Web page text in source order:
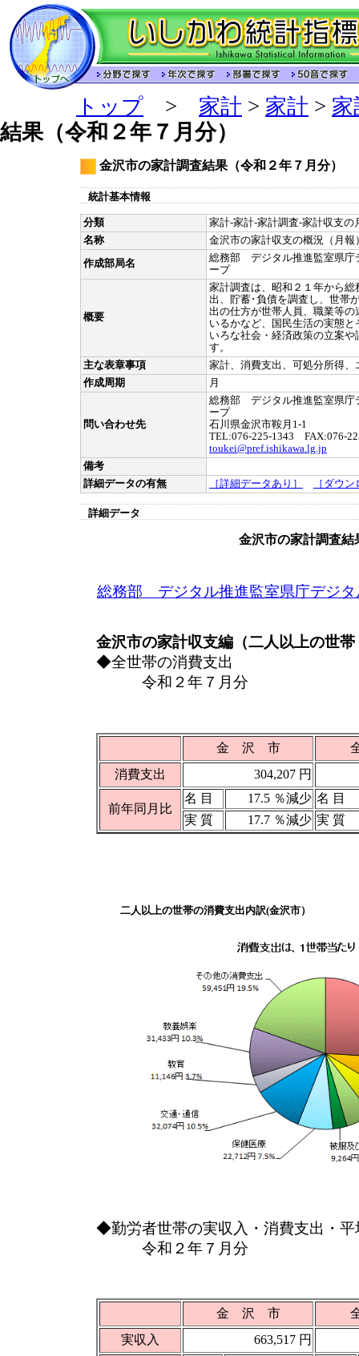
トップ > 家計 > 家計 > 家
結果（令和２年７月分）
金沢市の家計調査結果（令和２年７月分）
統計基本情報
分類
家計-家計-家計調査-家計収支の
名称
金沢市の家計収支の概況（月報
作成部局名
総務部 デジタル推進監室県庁
ープ
概要
家計調査は、昭和２１年から
出、貯蓄･負債を調査し、世帯
出の仕方が世帯人員、職業等
いるかなど、国民生活の実態
いろな社会・経済政策の立案
す。
主な表章事項
家計、消費支出、可処分所得
作成周期
月
問い合わせ先
総務部 デジタル推進監室県庁
ープ
石川県金沢市鞍月1-1
TEL:076-225-1343 FAX:076-
toukei@pref.ishikawa.lg.jp
備考
詳細データの有無
［詳細データあり］ ［ダウ
詳細データ
金沢市の家計調査結
総務部 デジタル推進監室県庁デジ
金沢市の家計収支編（二人以上の世
◆全世帯の消費支出
令和２年７月分
金 沢 市
消費支出
304,207 円
前年同月比
名 目 17.5 ％減少 名 目
実 質
17.7 ％減少 実 質
二人以上の世帯の消費支出内訳(金沢市）
◆勤労者世帯の実収入・消費支出・平
令和２年７月分
金 沢 市
実収入
663,517 円